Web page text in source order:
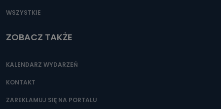
WSZYSTKIE
ZOBACZ TAKŻE
KALENDARZ WYDARZEŃ
KONTAKT
ZAREKLAMUJ SIĘ NA PORTALU